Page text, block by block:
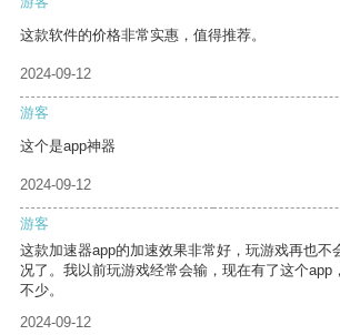
这款软件的价格非常实惠，值得推荐。
2024-09-12
游客
这个是app神器
2024-09-12
游客
这款加速器app的加速效果非常好，玩游戏再也不
况了。我以前玩游戏经常会输，现在有了这个app
不少。
2024-09-12